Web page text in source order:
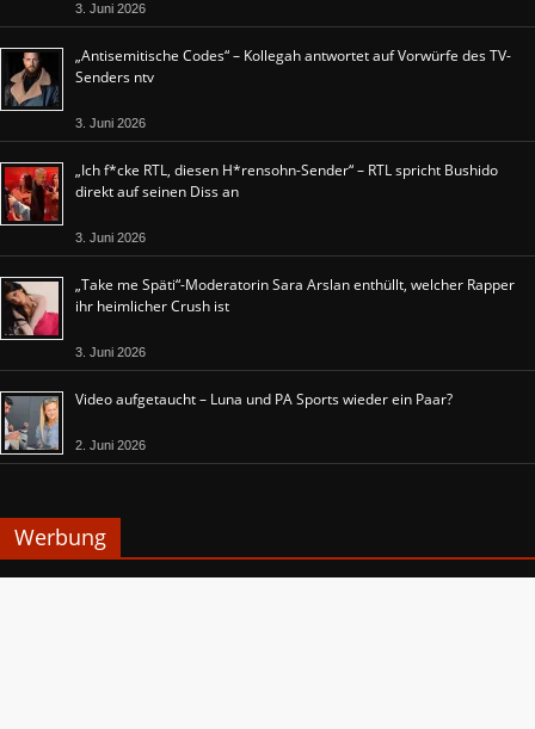
3. Juni 2026
„Antisemitische Codes“ – Kollegah antwortet auf Vorwürfe des TV-
Senders ntv
3. Juni 2026
„Ich f*cke RTL, diesen H*rensohn-Sender“ – RTL spricht Bushido
direkt auf seinen Diss an
3. Juni 2026
„Take me Späti“-Moderatorin Sara Arslan enthüllt, welcher Rapper
ihr heimlicher Crush ist
3. Juni 2026
Video aufgetaucht – Luna und PA Sports wieder ein Paar?
2. Juni 2026
Werbung